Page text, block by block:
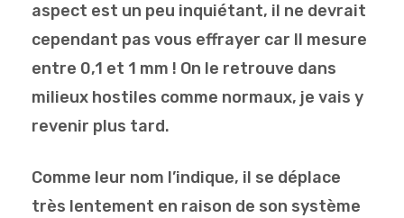
aspect est un peu inquiétant, il ne devrait
cependant pas vous effrayer car Il mesure
entre 0,1 et 1 mm ! On le retrouve dans
milieux hostiles comme normaux, je vais y
revenir plus tard.
Comme leur nom l’indique, il se déplace
très lentement en raison de son système